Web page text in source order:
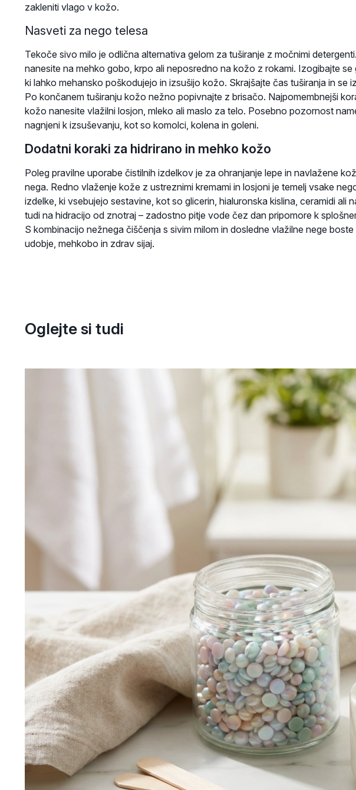
zakleniti vlago v kožo.
Nasveti za nego telesa
Tekoče sivo milo je odlična alternativa gelom za tuširanje z močnimi
nanesite na mehko gobo, krpo ali neposredno na kožo z rokami. Izogibajte se
ki lahko mehansko poškodujejo in izsušijo kožo. Skrajšajte čas tuširanja in se
Po končanem tuširanju kožo nežno popivnajte z brisačo. Najpomembnejši
kožo nanesite vlažilni losjon, mleko ali maslo za telo. Posebno pozornost
nagnjeni k izsuševanju, kot so komolci, kolena in goleni.
Dodatni koraki za hidrirano in mehko kožo
Poleg pravilne uporabe čistilnih izdelkov je za ohranjanje lepe in navlažene
nega. Redno vlaženje kože z ustreznimi kremami in losjoni je temelj vsake
izdelke, ki vsebujejo sestavine, kot so glicerin, hialuronska kislina, ceramidi ali
tudi na hidracijo od znotraj – zadostno pitje vode čez dan pripomore k
S kombinacijo nežnega čiščenja s sivim milom in dosledne vlažilne nege
udobje, mehkobo in zdrav sijaj.
Oglejte si tudi